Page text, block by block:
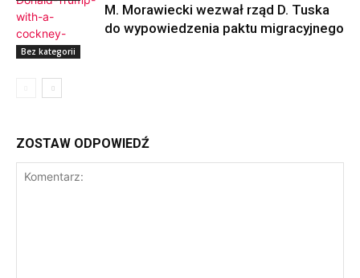
Bez kategorii
M. Morawiecki wezwał rząd D. Tuska
do wypowiedzenia paktu migracyjnego
ZOSTAW ODPOWIEDŹ